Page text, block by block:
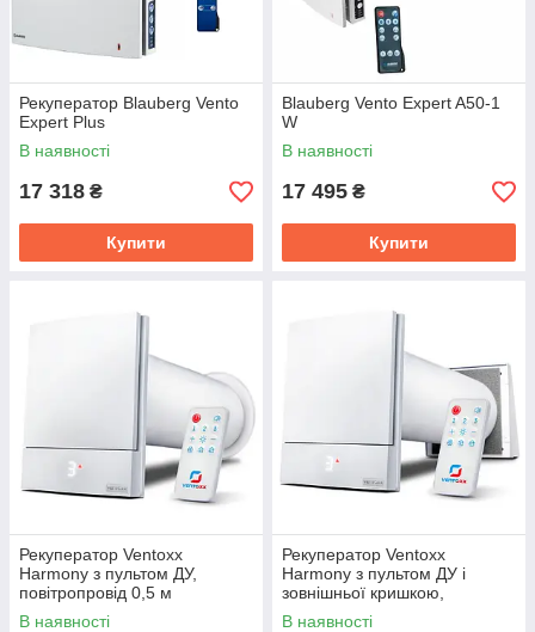
Рекуператор Blauberg Vento
Expert Plus
В наявності
17 318 ₴
Купити
Blauberg Vento Expert A50-1
W
В наявності
17 495 ₴
Купити
Рекуператор Ventoxx
Harmony з пультом ДУ,
повітропровід 0,5 м
В наявності
Рекуператор Ventoxx
Harmony з пультом ДУ і
зовнішньої кришкою,
повітропровід 0,5 м
В наявності